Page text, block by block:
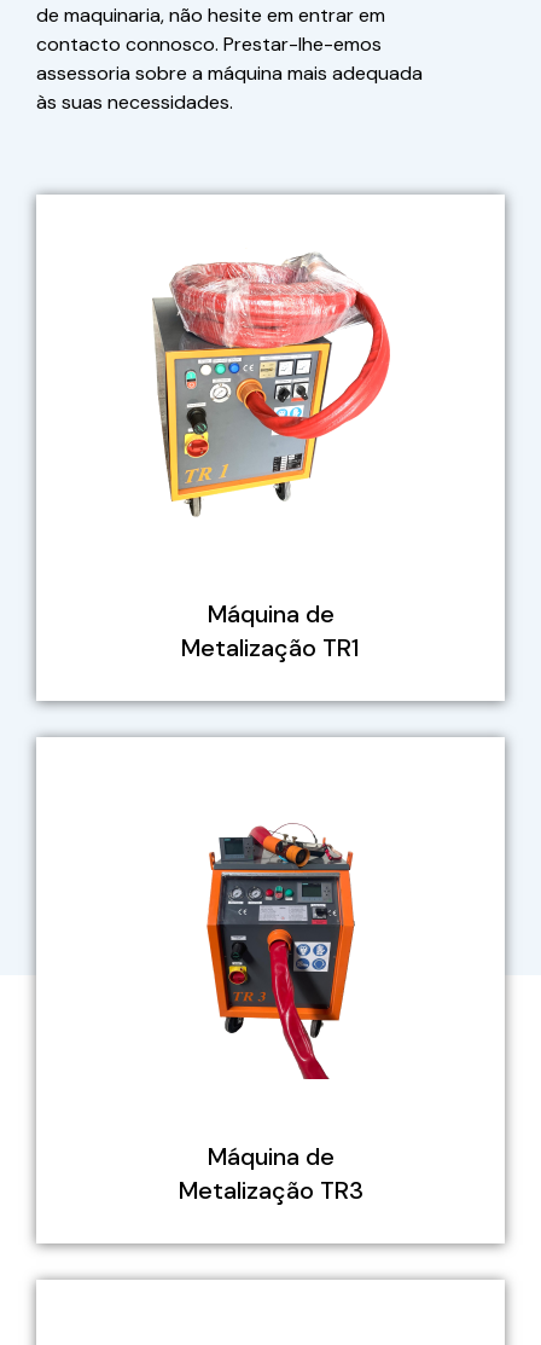
de maquinaria, não hesite em entrar em
contacto connosco. Prestar-lhe-emos
assessoria sobre a máquina mais adequada
às suas necessidades.
Máquina de
Metalização TR1
Máquina de
Metalização TR3